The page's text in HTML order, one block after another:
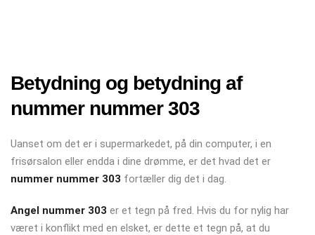
Betydning og betydning af
nummer nummer 303
Uanset om det er i supermarkedet, på din computer, i en
frisørsalon eller endda i dine drømme, er det hvad det er
nummer nummer 303 fortæller dig det i dag.
Angel nummer 303 er et tegn på fred. Hvis du for nylig har
været i konflikt med en elsket, er dette et tegn på, at du